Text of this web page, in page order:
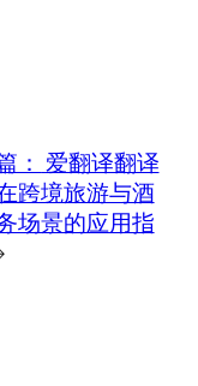
： 爱翻译翻译
跨境旅游与酒
场景的应用指